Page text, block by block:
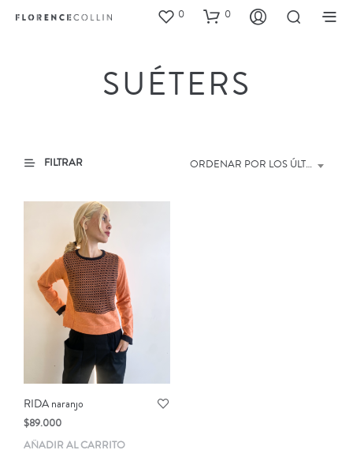
0 0
SUÉTERS
FILTRAR ORDENAR POR LOS ÚLTIMOS
RIDA naranjo
$89.000
AÑADIR AL CARRITO